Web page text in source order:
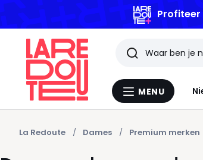
Menu
MENU
Zoeken
Laatst
bekeken
artikelen
La Redoute Dames Premium merken